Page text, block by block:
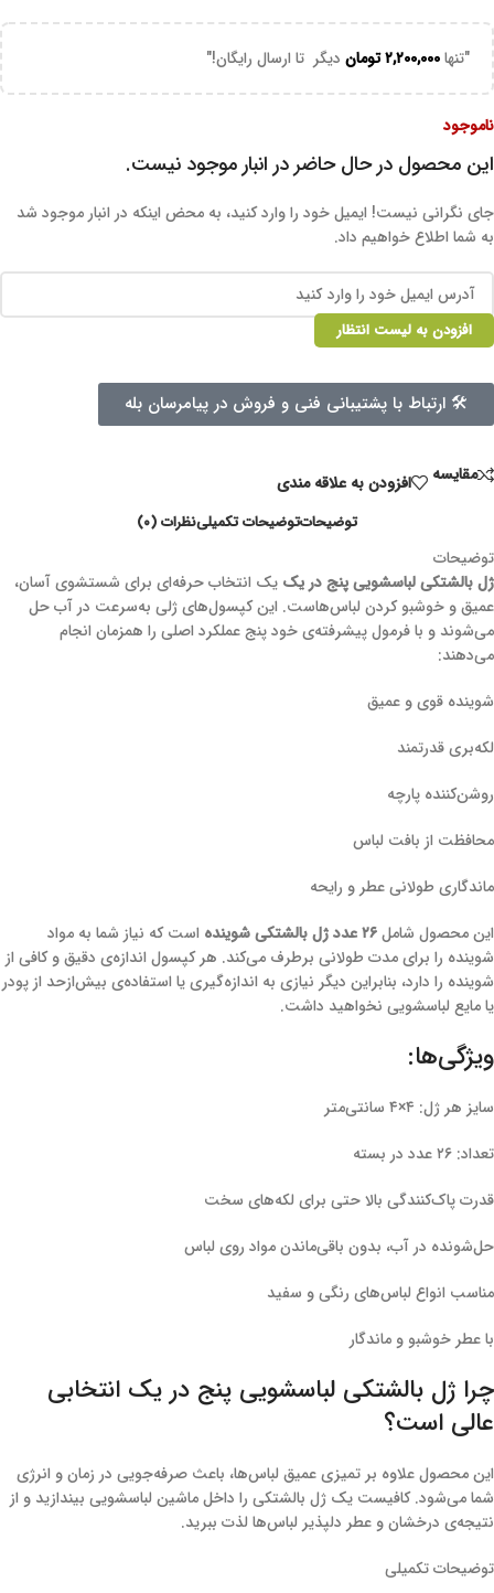
"تنها۲,۲۰۰,۰۰۰تومان دیگر تا ارسال رایگان!"
ناموجود
این محصول در حال حاضر در انبار موجود نیست.
جای نگرانی نیست! ایمیل خود را وارد کنید، به محض اینکه در انبار موجود شد
به شما اطلاع خواهیم داد.
افزودن به لیست انتظار
🛠 ارتباط با پشتیبانی فنی و فروش در پیامرسان بله
مقايسه افزودن به علاقه مندی
توضیحاتتوضیحات تکمیلینظرات (۰)
توضیحات
ژل بالشتکی لباسشویی پنج در یک یک انتخاب حرفه‌ای برای شستشوی آسان،
عمیق و خوشبو کردن لباس‌هاست. این کپسول‌های ژلی به‌سرعت در آب حل
می‌شوند و با فرمول پیشرفته‌ی خود پنج عملکرد اصلی را همزمان انجام
می‌دهند:
شوینده قوی و عمیق
لکه‌بری قدرتمند
روشن‌کننده پارچه
محافظت از بافت لباس
ماندگاری طولانی عطر و رایحه
این محصول شامل۲۶ عدد ژل بالشتکی شوینده
است که نیاز شما به مواد
شوینده را برای مدت طولانی برطرف می‌کند. هر کپسول اندازه‌ی دقیق و کافی از
شوینده را دارد، بنابراین دیگر نیازی به اندازه‌گیری یا استفاده‌ی بیش‌ازحد از پودر
یا مایع لباسشویی نخواهید داشت.
ویژگی‌ها:
سایز هر ژل: ۴×۴ سانتی‌متر
تعداد: ۲۶ عدد در بسته
قدرت پاک‌کنندگی بالا حتی برای لکه‌های سخت
حل‌شونده در آب، بدون باقی‌ماندن مواد روی لباس
مناسب انواع لباس‌های رنگی و سفید
با عطر خوشبو و ماندگار
چرا ژل بالشتکی لباسشویی پنج در یک انتخابی
عالی است؟
این محصول علاوه بر تمیزی عمیق لباس‌ها، باعث صرفه‌جویی در زمان و انرژی
شما می‌شود. کافیست یک ژل بالشتکی را داخل ماشین لباسشویی بیندازید و از
نتیجه‌ی درخشان و عطر دلپذیر لباس‌ها لذت ببرید.
توضیحات تکمیلی